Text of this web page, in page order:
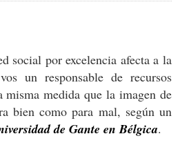
social por excelencia afecta a la
un responsable de recursos
misma medida que la imagen de
bien como para mal, según un
de Gante en Bélgica.